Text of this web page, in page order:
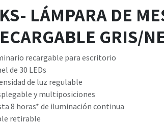
LÁMPARA DE
GRIS/
recargable para escritorio
de 30 LEDs
de luz regulable
y multiposiciones
8 horas* de iluminación continua
retirable